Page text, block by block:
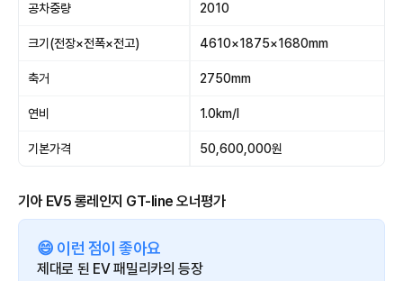
공차중량 2010
크기(전장×전폭×전고) 4610×1875×1680mm
축거 2750mm
연비 1.0km/l
기본가격 50,600,000원
기아 EV5 롱레인지 GT-line 오너평가
😄 이런 점이 좋아요
제대로 된 EV 패밀리카의 등장